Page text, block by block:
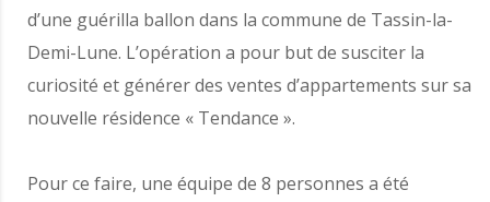
d’une guérilla ballon dans la commune de Tassin-la-
Demi-Lune. L’opération a pour but de susciter la
curiosité et générer des ventes d’appartements sur sa
nouvelle résidence « Tendance ».
Pour ce faire, une équipe de 8 personnes a été